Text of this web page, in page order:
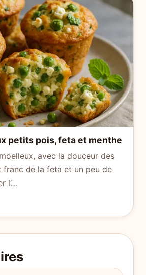
petits pois, feta et menthe
avec la douceur des
de la feta et un peu de
l’…